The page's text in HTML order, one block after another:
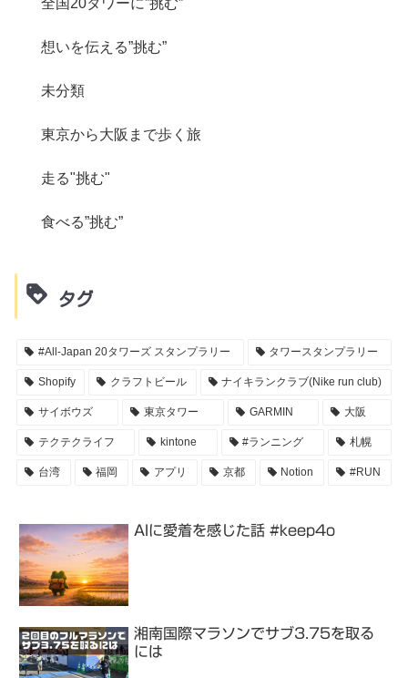
想いを伝える”挑む”
未分類
東京から大阪まで歩く旅
走る"挑む"
食べる”挑む”
タグ
#All-Japan 20タワーズ スタンプラリー タワースタンプラリー
Shopify クラフトビール ナイキランクラブ(Nike run club)
サイボウズ 東京タワー GARMIN 大阪
テクテクライフ kintone #ランニング 札幌
台湾 福岡 アプリ 京都 Notion #RUN
AIに愛着を感じた話 #keep4o
湘南国際マラソンでサブ3.75を取る
には